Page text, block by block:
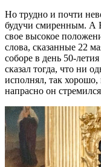
Но трудно и почти
будучи смиренным. А
свое высокое
слова, сказанные 22
соборе в день 50-
сказал тогда, что ни
исполнял, так
напрасно он